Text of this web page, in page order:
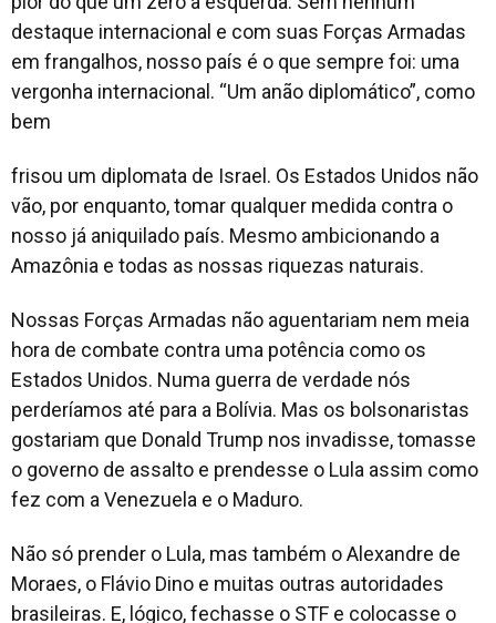
destaque internacional e com suas Forças Armadas
em frangalhos, nosso país é o que sempre foi: uma
vergonha internacional. “Um anão diplomático”, como
bem
frisou um diplomata de Israel. Os Estados Unidos não
vão, por enquanto, tomar qualquer medida contra o
nosso já aniquilado país. Mesmo ambicionando a
Amazônia e todas as nossas riquezas naturais.
Nossas Forças Armadas não aguentariam nem meia
hora de combate contra uma potência como os
Estados Unidos. Numa guerra de verdade nós
perderíamos até para a Bolívia. Mas os bolsonaristas
gostariam que Donald Trump nos invadisse, tomasse
o governo de assalto e prendesse o Lula assim como
fez com a Venezuela e o Maduro.
Não só prender o Lula, mas também o Alexandre de
Moraes, o Flávio Dino e muitas outras autoridades
brasileiras. E, lógico, fechasse o STF e colocasse o